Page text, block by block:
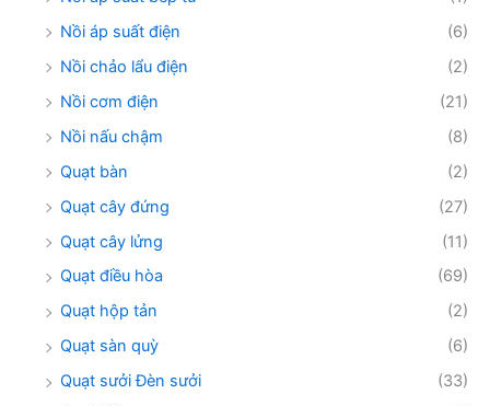
Nồi áp suất điện
(6)
Nồi chảo lẩu điện
(2)
Nồi cơm điện
(21)
Nồi nấu chậm
(8)
Quạt bàn
(2)
Quạt cây đứng
(27)
Quạt cây lửng
(11)
Quạt điều hòa
(69)
Quạt hộp tản
(2)
Quạt sàn quỳ
(6)
Quạt sưởi Đèn sưởi
(33)